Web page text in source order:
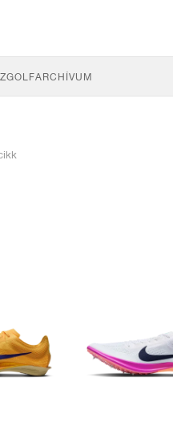
GOLFARCHÍVUM